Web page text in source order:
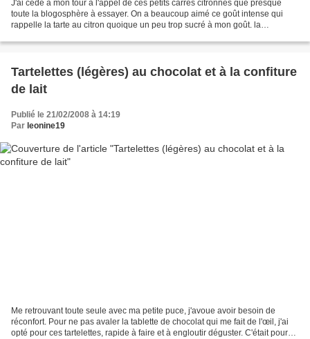
J'ai cédé à mon tour à l'appel de ces petits carrés citronnés que presque
toute la blogosphère à essayer. On a beaucoup aimé ce goût intense qui
rappelle la tarte au citron quoique un peu trop sucré à mon goût. la
Tartelettes (légères) au chocolat et à la confiture
de lait
Publié le 21/02/2008 à 14:19
Par leonine19
Me retrouvant toute seule avec ma petite puce, j'avoue avoir besoin de
réconfort. Pour ne pas avaler la tablette de chocolat qui me fait de l'œil, j'ai
opté pour ces tartelettes, rapide à faire et à engloutir déguster. C'était pour